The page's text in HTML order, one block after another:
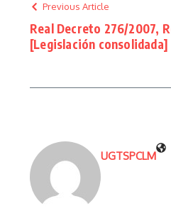
Previous Article
Real Decreto 276/2007,
[Legislación consolidada]
UGTSPCLM